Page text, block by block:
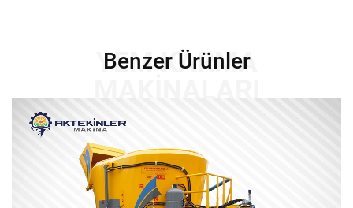
Benzer Ürünler
YEM KARMA
MAKINALARI